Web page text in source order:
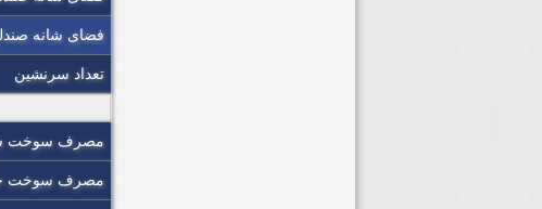
فضای شانه
تعداد سرنشین
مصرف سوخت
مصرف سوخت